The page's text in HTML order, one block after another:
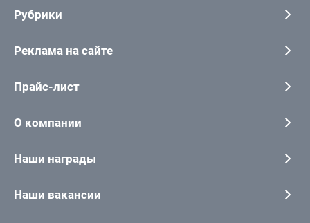
Рубрики
Реклама на сайте
Прайс-лист
О компании
Наши награды
Наши вакансии